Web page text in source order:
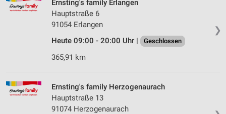
❯
Ernsting's family Erlangen
Hauptstraße 6
91054 Erlangen
Heute 09:00 - 20:00 Uhr |
Geschlossen
365,91 km
Ernsting's family Herzogenaurach
Hauptstraße 13
91074 Herzogenaurach
Speichern von oder Zugriff auf Informationen
auf einem Endgerät
Verwendung reduzierter Daten zur Auswahl von
Werbeanzeigen
Werbung
Verwendung von Profilen zur Auswahl
personalisierter Werbung